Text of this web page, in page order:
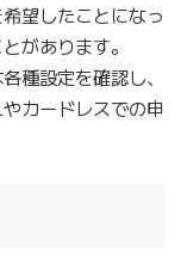
望したことになっ
があります。
種設定を確認し、
カードレスでの申